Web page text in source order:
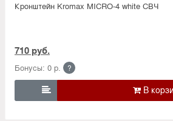
Кронштейн Kromax MICRO-4 white СВЧ
710 руб.
Бонусы: 0 р. ?
